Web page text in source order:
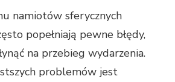
namiotów sferycznych
popełniają pewne błędy,
na przebieg wydarzenia.
problemów jest